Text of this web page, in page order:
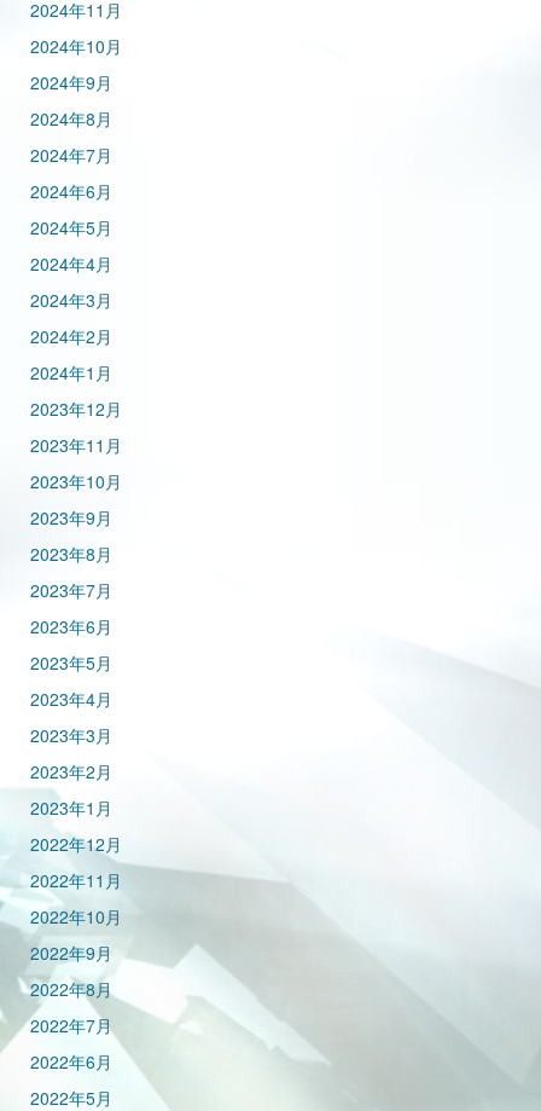
2024年11月
2024年10月
2024年9月
2024年8月
2024年7月
2024年6月
2024年5月
2024年4月
2024年3月
2024年2月
2024年1月
2023年12月
2023年11月
2023年10月
2023年9月
2023年8月
2023年7月
2023年6月
2023年5月
2023年4月
2023年3月
2023年2月
2023年1月
2022年12月
2022年11月
2022年10月
2022年9月
2022年8月
2022年7月
2022年6月
2022年5月